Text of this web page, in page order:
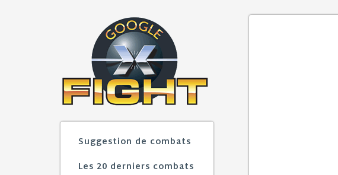
Suggestion de combats
Les 20 derniers combats